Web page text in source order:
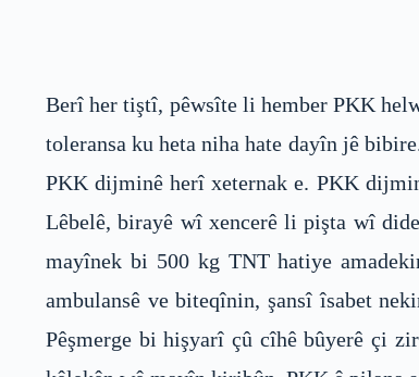
Berî her tiştî, pêwsîte li hember PKK
toleransa ku heta niha hate dayîn jê
PKK dijminê herî xeternak e. PKK
Lêbelê, birayê wî xencerê li pişta wî
mayînek bi 500 kg TNT hatiye
ambulansê ve biteqînin, şansî îsabet
Pêşmerge bi hişyarî çû cîhê bûyerê çi